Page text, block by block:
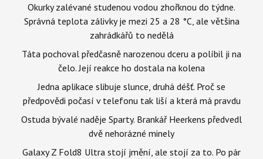
Okurky zalévané studenou vodou zhořknou do týdne.
Správná teplota zálivky je mezi 25 a 28 °C, ale většina
zahrádkářů to nedělá
Táta pochoval předčasně narozenou dceru a políbil ji na
čelo. Její reakce ho dostala na kolena
Jedna aplikace slibuje slunce, druhá déšť. Proč se
předpovědi počasí v telefonu tak liší a která má pravdu
Ostuda bývalé naděje Sparty. Brankář Heerkens předvedl
dvě nehorázné minely
Galaxy Z Fold8 Ultra stojí jmění, ale stojí za to. Po pár